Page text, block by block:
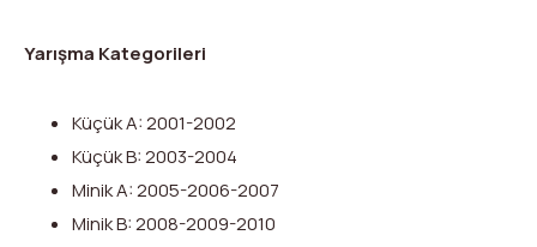
Yarışma Kategorileri
Küçük A: 2001-2002
Küçük B: 2003-2004
Minik A: 2005-2006-2007
Minik B: 2008-2009-2010